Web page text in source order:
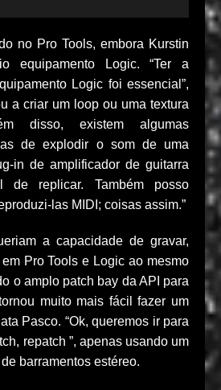
no Pro Tools, embora Kurstin
equipamento Logic. “Ter a
Logic foi essencial”,
a criar um loop ou uma textura
disso, existem algumas
de explodir o som de uma
in de amplificador de guitarra
replicar. Também posso
las MIDI; coisas assim.”
a capacidade de gravar,
Pro Tools e Logic ao mesmo
o amplo patch bay da API para
muito mais fácil fazer um
Pasco. “Ok, queremos ir para
repatch ”, apenas usando um
barramentos estéreo.